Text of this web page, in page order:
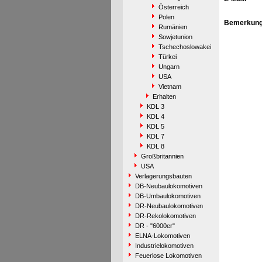
Österreich
Polen
Rumänien
Sowjetunion
Tschechoslowakei
Türkei
Ungarn
USA
Vietnam
Erhalten
KDL 3
KDL 4
KDL 5
KDL 7
KDL 8
Großbritannien
USA
Verlagerungsbauten
DB-Neubaulokomotiven
DB-Umbaulokomotiven
DR-Neubaulokomotiven
DR-Rekolokomotiven
DR - "6000er"
ELNA-Lokomotiven
Industrielokomotiven
Feuerlose Lokomotiven